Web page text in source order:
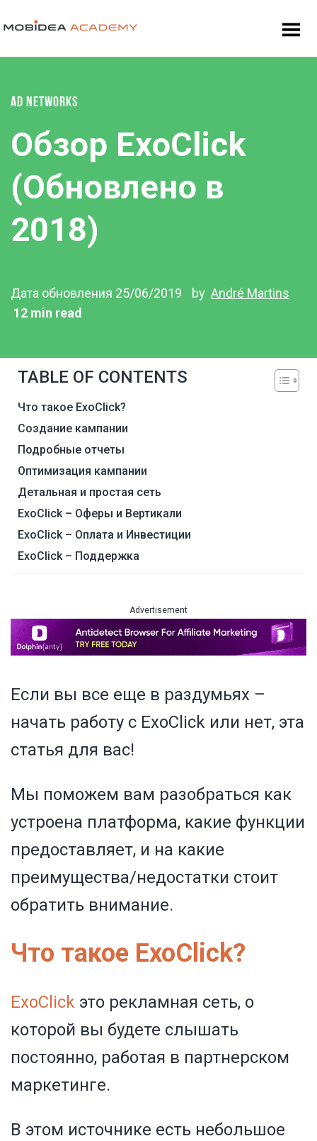
AD NETWORKS
Обзор ExoClick
(Обновлено в
2018)
Дата обновления 25/06/2019 by André Martins
12 min read
TABLE OF CONTENTS
Что такое ExoClick?
Создание кампании
Подробные отчеты
Оптимизация кампании
Детальная и простая сеть
ExoClick – Оферы и Вертикали
ExoClick – Оплата и Инвестиции
ExoClick – Поддержка
Advertisement
Если вы все еще в раздумьях –
начать работу с ExoClick или нет, эта
статья для вас!
Мы поможем вам разобраться как
устроена платформа, какие функции
предоставляет, и на какие
преимущества/недостатки стоит
обратить внимание.
Что такое ExoClick?
ExoClick это рекламная сеть, о
которой вы будете слышать
постоянно, работая в партнерском
маркетинге.
В этом источнике есть небольшое